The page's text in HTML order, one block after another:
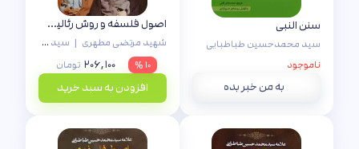
سنن النبی
سید محمدحسین طباطبایی
ناموجود
به من خبر بده
اصول فلسفه و روش رئالیسم (جلد 1)
شهید مرتضی مطهری | سید محمدحسین طباطبایی
۱۰ %
۲۰۶,۱۰۰ تومان
افزودن به سبد خرید